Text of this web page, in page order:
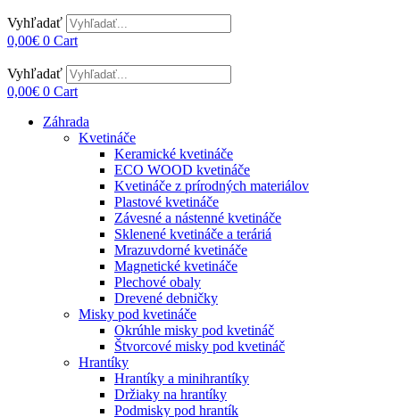
Vyhľadať
0,00€ 0 Cart
Vyhľadať
0,00€ 0 Cart
Záhrada
Kvetináče
Keramické kvetináče
ECO WOOD kvetináče
Kvetináče z prírodných materiálov
Plastové kvetináče
Závesné a nástenné kvetináče
Sklenené kvetináče a teráriá
Mrazuvdorné kvetináče
Magnetické kvetináče
Plechové obaly
Drevené debničky
Misky pod kvetináče
Okrúhle misky pod kvetináč
Štvorcové misky pod kvetináč
Hrantíky
Hrantíky a minihrantíky
Držiaky na hrantíky
Podmisky pod hrantík